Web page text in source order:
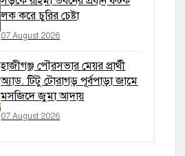
লক করে চুরির চেষ্টা
07 August 2026
হাজীগঞ্জ পৌরসভার মেয়র প্রার্থী
অ্যাড. টিটু টোরাগড় পূর্বপাড়া জামে
মসজিদে জুমা আদায়
07 August 2026